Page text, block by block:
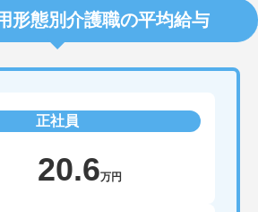
形態別介護職の平均給与
正社員
20.6万円